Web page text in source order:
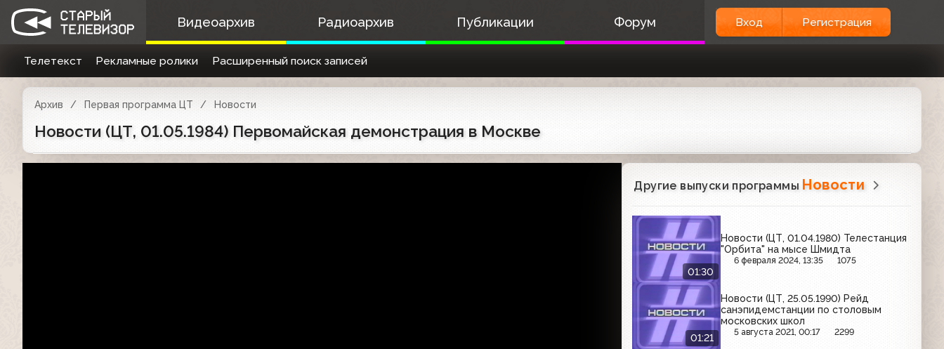
Видеоархив Радиоархив Публикации Форум Вход Регистрация
Телетекст Рекламные ролики Расширенный поиск записей
Архив Первая программа ЦТ Новости
Новости (ЦТ, 01.05.1984) Первомайская демонстрация в Москве
Другие выпуски программы Новости
01:30
Новости (ЦТ, 01.04.1980) Телестанция
"Орбита" на мысе Шмидта
6 февраля 2024, 13:35 1075
01:21
Новости (ЦТ, 25.05.1990) Рейд
санэпидемстанции по столовым
московских школ
5 августа 2021, 00:17 2299